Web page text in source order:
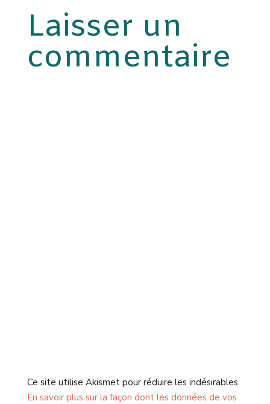
Laisser un
commentaire
Ce site utilise Akismet pour réduire les indésirables.
En savoir plus sur la façon dont les données de vos